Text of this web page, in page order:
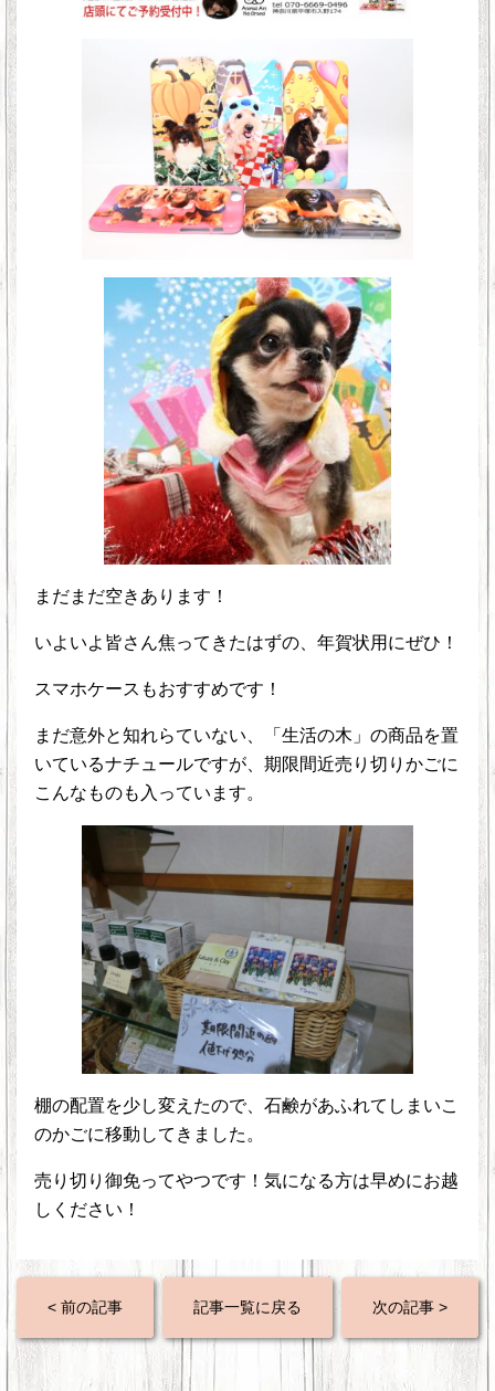
まだまだ空きあります！
いよいよ皆さん焦ってきたはずの、年賀状用にぜひ！
スマホケースもおすすめです！
まだ意外と知れらていない、「生活の木」の商品を置
いているナチュールですが、期限間近売り切りかごに
こんなものも入っています。
棚の配置を少し変えたので、石鹸があふれてしまいこ
のかごに移動してきました。
売り切り御免ってやつです！気になる方は早めにお越
しください！
< 前の記事 記事一覧に戻る 次の記事 >